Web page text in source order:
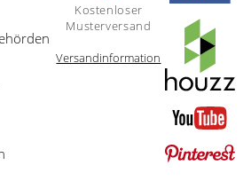
Kostenloser
Musterversand
Versandinformation